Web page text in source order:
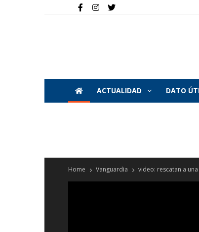
ACTUALIDAD DATO
Home Vanguardia video: rescatan a